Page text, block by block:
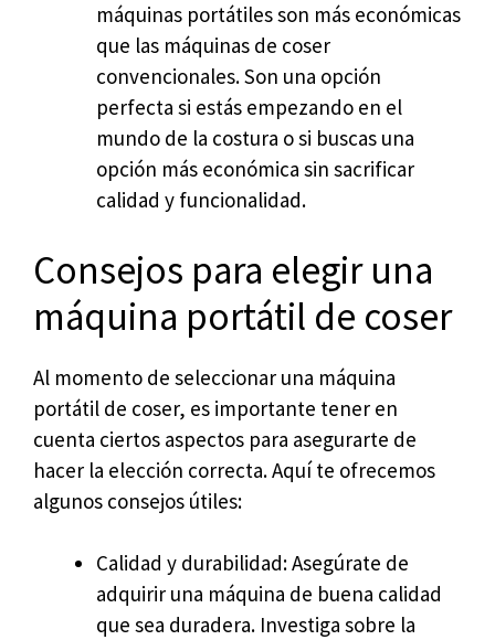
máquinas portátiles son más económicas
que las máquinas de coser
convencionales. Son una opción
perfecta si estás empezando en el
mundo de la costura o si buscas una
opción más económica sin sacrificar
calidad y funcionalidad.
Consejos para elegir una
máquina portátil de coser
Al momento de seleccionar una máquina
portátil de coser, es importante tener en
cuenta ciertos aspectos para asegurarte de
hacer la elección correcta. Aquí te ofrecemos
algunos consejos útiles:
Calidad y durabilidad: Asegúrate de
adquirir una máquina de buena calidad
que sea duradera. Investiga sobre la